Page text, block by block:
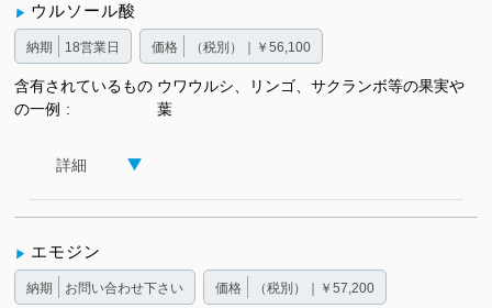
ウルソール酸
納期 18営業日 価格 （税別）｜￥56,100
含有されているもの
の一例
ウワウルシ、リンゴ、サクランボ等の果実や
葉
詳細
エモジン
納期 お問い合わせ下さい 価格 （税別）｜￥57,200